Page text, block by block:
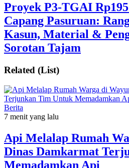
‎Proyek P3-TGAI
Capang Pasuruan:
Kasun, Material &
Sorotan Tajam
Related (List)
Berita
7 menit yang lalu
Api Melalap Rumah
Dinas Damkarmat
Memadamkan Api